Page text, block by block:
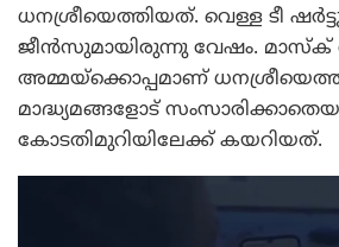
ധനശ്രീയെത്തിയത്. വെള്ള ടീ
ജീൻസുമായിരുന്നു വേഷം. മാസ്‌ക്
അമ്മയ്ക്കൊപ്പമാണ്
മാദ്ധ്യമങ്ങളോട്
കോടതിമുറിയിലേക്ക് കയറിയത്.